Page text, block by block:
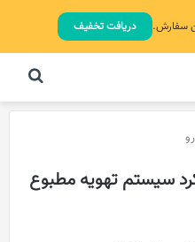
سفارش. دریافت تخفیف
سیستم تهویه مطبوع